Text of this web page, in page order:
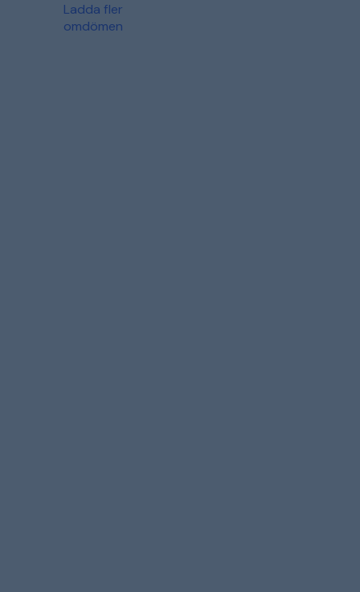
Ladda fler
omdömen